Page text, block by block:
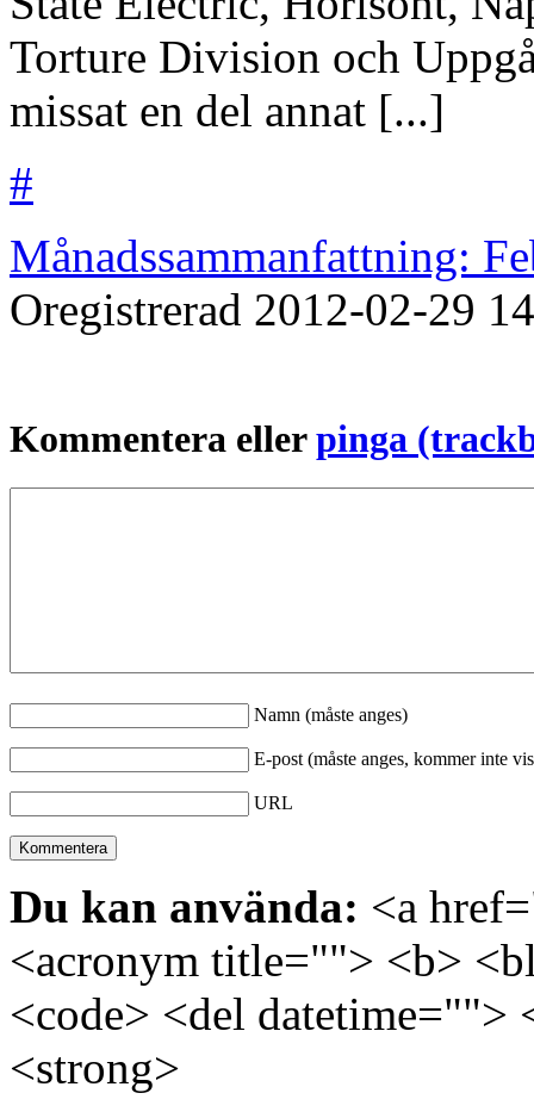
Torture Division och
missat en del annat [...]
#
Månadssammanfattning:
Oregistrerad 2012-02-29
Kommentera ellerpinga
Namn (måste anges)
E-post (måste anges, kommer inte
URL
Du kan använda: <a
<acronym title=""> <b>
<code> <del
<strong>